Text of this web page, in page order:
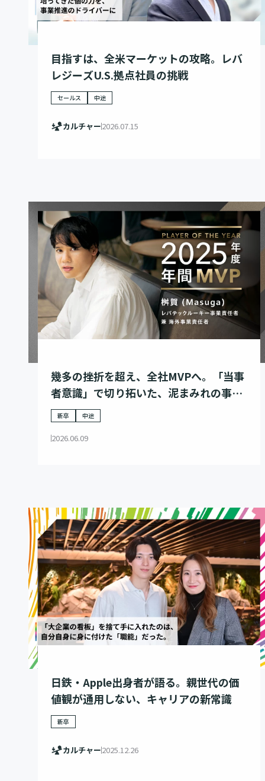
目指すは、全米マーケットの攻略。レバ
レジーズU.S.拠点社員の挑戦
セールス 中途
カルチャー2026.07.15
幾多の挫折を超え、全社MVPへ。「当事
者意識」で切り拓いた、泥まみれの事業
家の歩み
新卒 中途
2026.06.09
日鉄・Apple出身者が語る。親世代の価
値観が通用しない、キャリアの新常識
新卒
カルチャー2025.12.26